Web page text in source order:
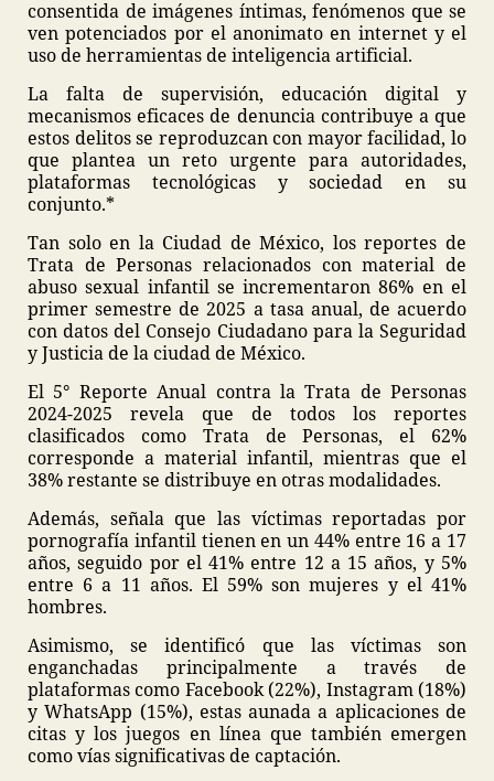
consentida de imágenes íntimas, fenómenos que se
ven potenciados por el anonimato en internet y el
uso de herramientas de inteligencia artificial.
La falta de supervisión, educación digital y
mecanismos eficaces de denuncia contribuye a que
estos delitos se reproduzcan con mayor facilidad, lo
que plantea un reto urgente para autoridades,
plataformas tecnológicas y sociedad en su
conjunto.*
Tan solo en la Ciudad de México, los reportes de
Trata de Personas relacionados con material de
abuso sexual infantil se incrementaron 86% en el
primer semestre de 2025 a tasa anual, de acuerdo
con datos del Consejo Ciudadano para la Seguridad
y Justicia de la ciudad de México.
El 5° Reporte Anual contra la Trata de Personas
2024-2025 revela que de todos los reportes
clasificados como Trata de Personas, el 62%
corresponde a material infantil, mientras que el
38% restante se distribuye en otras modalidades.
Además, señala que las víctimas reportadas por
pornografía infantil tienen en un 44% entre 16 a 17
años, seguido por el 41% entre 12 a 15 años, y 5%
entre 6 a 11 años. El 59% son mujeres y el 41%
hombres.
Asimismo, se identificó que las víctimas son
enganchadas principalmente a través de
plataformas como Facebook (22%), Instagram (18%)
y WhatsApp (15%), estas aunada a aplicaciones de
citas y los juegos en línea que también emergen
como vías significativas de captación.